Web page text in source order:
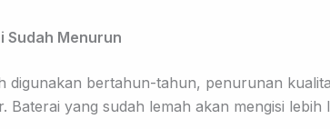
Sudah Menurun
digunakan bertahun-tahun, penurunan
Baterai yang sudah lemah akan mengisi lebih